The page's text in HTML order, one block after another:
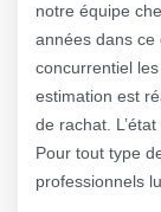
notre équipe
années dans ce
concurrentiel
estimation est
de rachat.
Pour tout type
professionnels